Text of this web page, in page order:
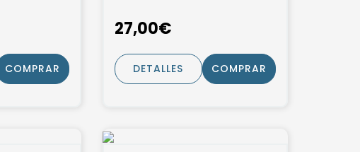
COMPRAR
27,00€
DETALLES COMPRAR